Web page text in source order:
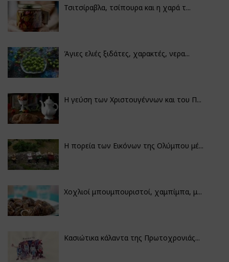
Τσιτσίραβλα, τσίπουρα και η χαρά τ...
Άγιες ελιές ξιδάτες, χαρακτές, νερα...
Η γεύση των Χριστουγέννων και του Π...
Η πορεία των Εικόνων της Ολύμπου μέ...
Χοχλιοί μπουμπουριστοί, χαμπίμπα, μ...
Κασιώτικα κάλαντα της Πρωτοχρονιάς...